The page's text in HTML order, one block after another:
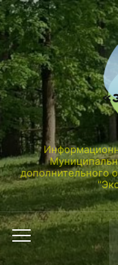
дополнительного
Переключить
мобильное